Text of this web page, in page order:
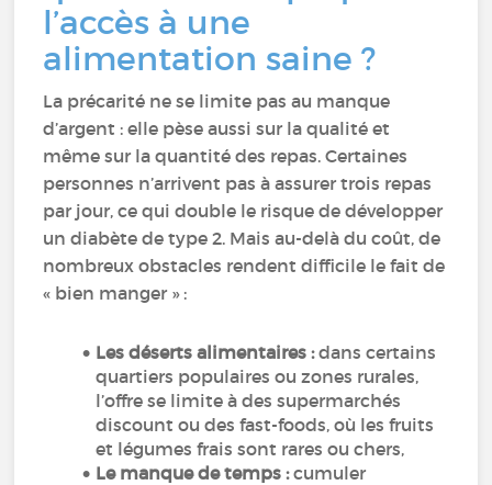
l’accès à une
alimentation saine ?
La précarité ne se limite pas au manque
d’argent : elle pèse aussi sur la qualité et
même sur la quantité des repas. Certaines
personnes n’arrivent pas à assurer trois repas
par jour, ce qui double le risque de développer
un diabète de type 2. Mais au-delà du coût, de
nombreux obstacles rendent difficile le fait de
« bien manger » :
Les déserts alimentaires :dans certains
quartiers populaires ou zones rurales,
l’offre se limite à des supermarchés
discount ou des fast-foods, où les fruits
et légumes frais sont rares ou chers,
Le manque de temps :cumuler